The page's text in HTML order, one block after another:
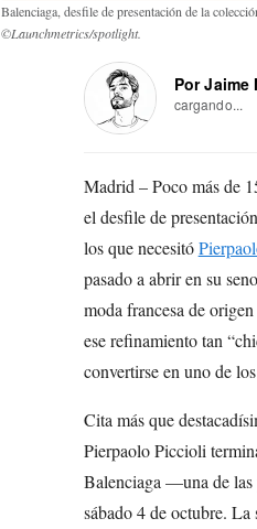
Balenciaga, desfile de presentación de la
©Launchmetrics/spotlight.
Por Jaime
cargando...
Madrid – Poco más de
el desfile de
los que necesitó
pasado a abrir en su
moda francesa de
ese refinamiento tan
convertirse en uno de
Cita más que
Pierpaolo Piccioli
Balenciaga —una de
sábado 4 de octubre. La